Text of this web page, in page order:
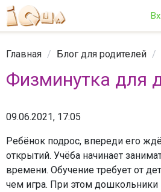
Главная / Блог для родителей /
Физминутка для
09.06.2021, 17:05
Ребёнок подрос, впереди его
открытий. Учёба начинает
времени. Обучение требует от
чем игра. При этом